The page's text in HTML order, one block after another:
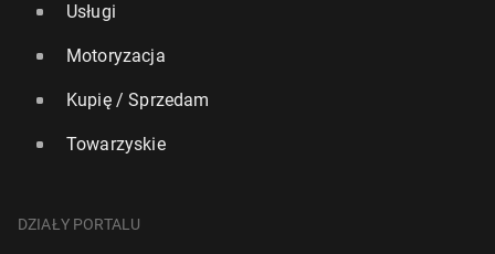
Usługi
Motoryzacja
Kupię / Sprzedam
Towarzyskie
DZIAŁY PORTALU